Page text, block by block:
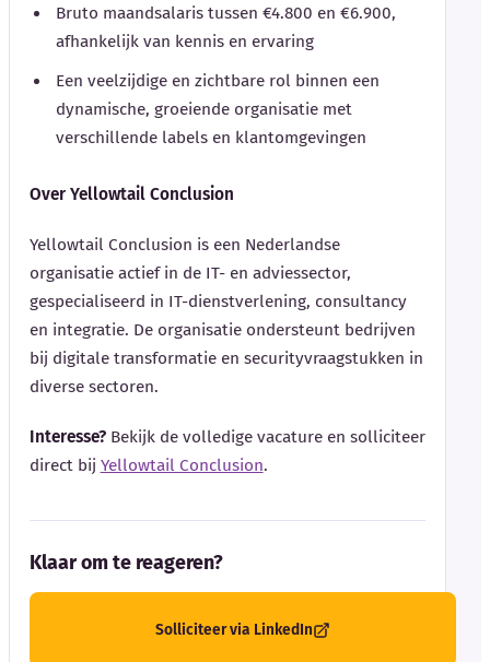
Bruto maandsalaris tussen €4.800 en €6.900,
afhankelijk van kennis en ervaring
Een veelzijdige en zichtbare rol binnen een
dynamische, groeiende organisatie met
verschillende labels en klantomgevingen
Over Yellowtail Conclusion
Yellowtail Conclusion is een Nederlandse
organisatie actief in de IT- en adviessector,
gespecialiseerd in IT-dienstverlening, consultancy
en integratie. De organisatie ondersteunt bedrijven
bij digitale transformatie en securityvraagstukken in
diverse sectoren.
Interesse?Bekijk de volledige vacature en solliciteer
direct bij Yellowtail Conclusion.
Klaar om te reageren?
Solliciteer via LinkedIn